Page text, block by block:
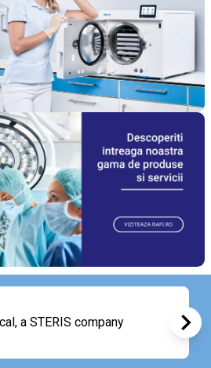
a STERIS company